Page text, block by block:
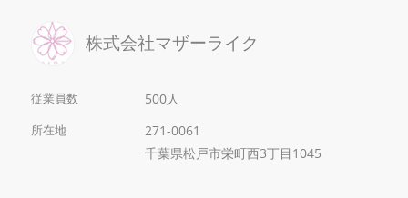
株式会社マザーライク
従業員数 500人
所在地
271-0061
千葉県松戸市栄町西3丁目1045